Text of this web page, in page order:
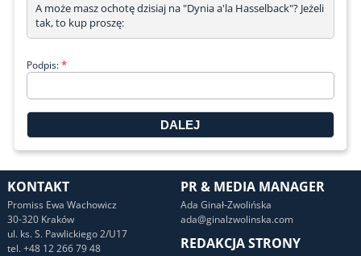
A może masz ochotę dzisiaj na "Dynia a'la Hasselback"? Jeżeli
tak, to kup proszę:
Podpis:*
KONTAKT
Promiss Ewa Wachowicz
30-320 Kraków
ul. ks. S. Pawlickiego 2/U17
tel. +48 12 266 79 48
PR & MEDIA MANAGER
Ada Ginał-Zwolińska
ada@ginalzwolinska.com
REDAKCJA STRONY